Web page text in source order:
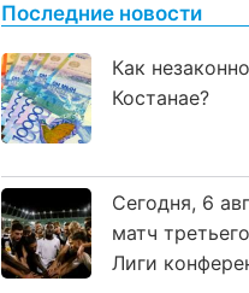
Последние новости
Как
Костанае?
Сегодня, 6
матч
Лиги